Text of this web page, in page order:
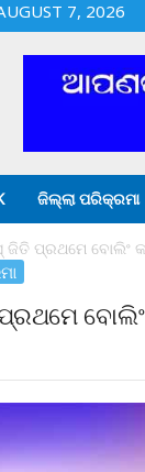
7, 2026
ଜିଲ୍ଲା ପରିକ୍ରମା
ଜିତି ପ୍ରଥମେ ବୋଲିଂ